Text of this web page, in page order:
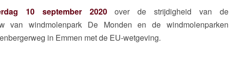
10 september 2020over de strijdigheid van de
van windmolenpark De Monden en de windmolenparken
in Emmen met de EU-wetgeving.